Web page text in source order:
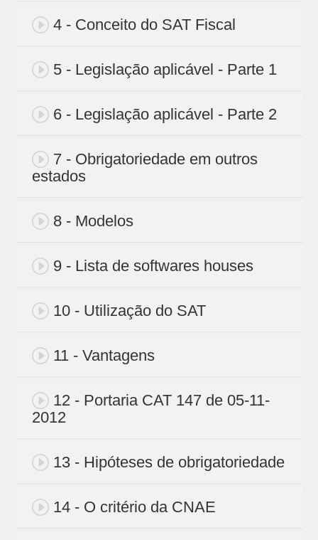
4 - Conceito do SAT Fiscal
5 - Legislação aplicável - Parte 1
6 - Legislação aplicável - Parte 2
7 - Obrigatoriedade em outros
estados
8 - Modelos
9 - Lista de softwares houses
10 - Utilização do SAT
11 - Vantagens
12 - Portaria CAT 147 de 05-11-
2012
13 - Hipóteses de obrigatoriedade
14 - O critério da CNAE